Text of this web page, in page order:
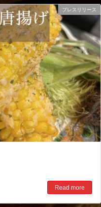
プレスリリース
Read more